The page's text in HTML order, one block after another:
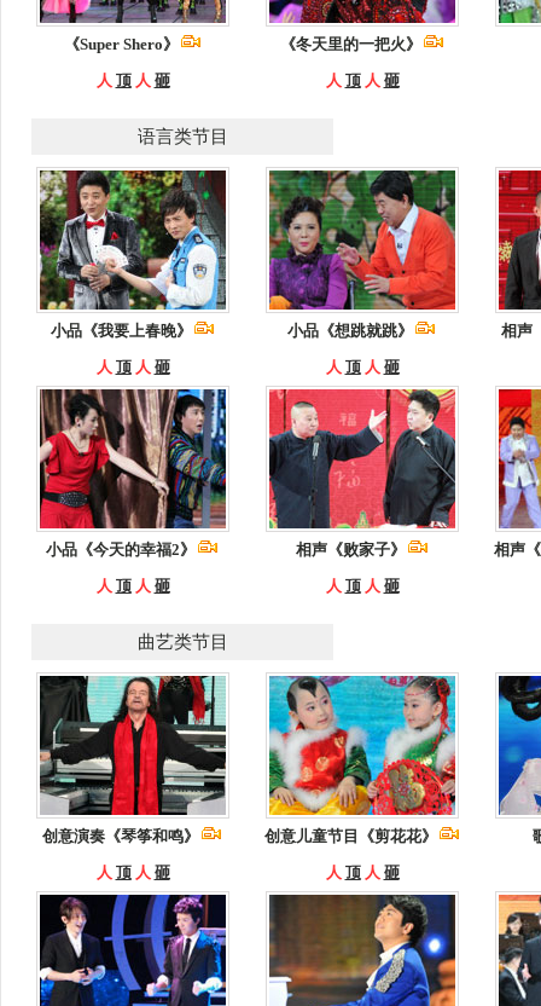
《Super Shero》
人 顶 人 砸
《冬天里的一把火》
人 顶 人 砸
语言类节目
小品《我要上春晚》
人 顶 人 砸
小品《想跳就跳》
人 顶 人 砸
相声
小品《今天的幸福2》
人 顶 人 砸
相声《败家子》
人 顶 人 砸
相声
曲艺类节目
创意演奏《琴筝和鸣》
人 顶 人 砸
创意儿童节目《剪花花》
人 顶 人 砸